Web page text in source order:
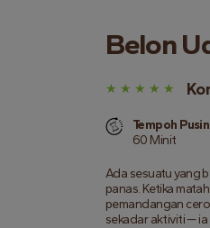
Belon
Tempoh
60 Minit
Ada sesuatu yang
panas. Ketika
pemandangan
sekadar aktiviti —